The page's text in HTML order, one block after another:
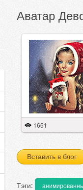
Аватар
1661
Вставить в блог
Тэги: